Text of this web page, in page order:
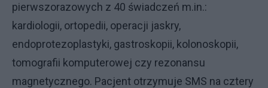
pierwszorazowych z 40 świadczeń m.in.:
kardiologii, ortopedii, operacji jaskry,
endoprotezoplastyki, gastroskopii, kolonoskopii,
tomografii komputerowej czy rezonansu
magnetycznego. Pacjent otrzymuje SMS na cztery